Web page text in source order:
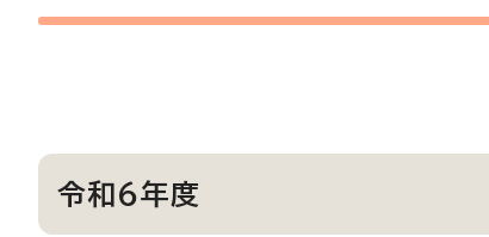
令和6年度